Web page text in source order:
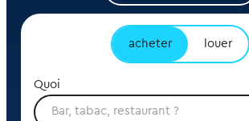
acheter louer
Quoi